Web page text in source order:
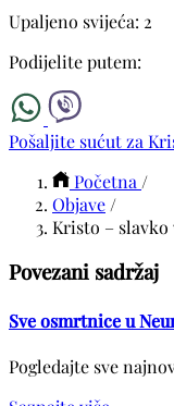
Upaljeno svijeća: 2
Podijelite putem:
Pošaljite sućut za
Početna /
Objave /
Kristo –
Povezani sadržaj
Sve osmrtnice u
Pogledajte sve